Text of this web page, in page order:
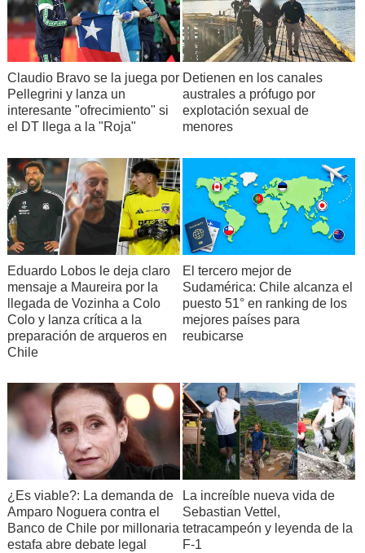
Claudio Bravo se la juega por
Pellegrini y lanza un
interesante "ofrecimiento" si
el DT llega a la "Roja"
Detienen en los canales
australes a prófugo por
explotación sexual de
menores
Eduardo Lobos le deja claro
mensaje a Maureira por la
llegada de Vozinha a Colo
Colo y lanza crítica a la
preparación de arqueros en
Chile
El tercero mejor de
Sudamérica: Chile alcanza el
puesto 51° en ranking de los
mejores países para
reubicarse
¿Es viable?: La demanda de
Amparo Noguera contra el
Banco de Chile por millonaria
estafa abre debate legal
La increíble nueva vida de
Sebastian Vettel,
tetracampeón y leyenda de la
F-1